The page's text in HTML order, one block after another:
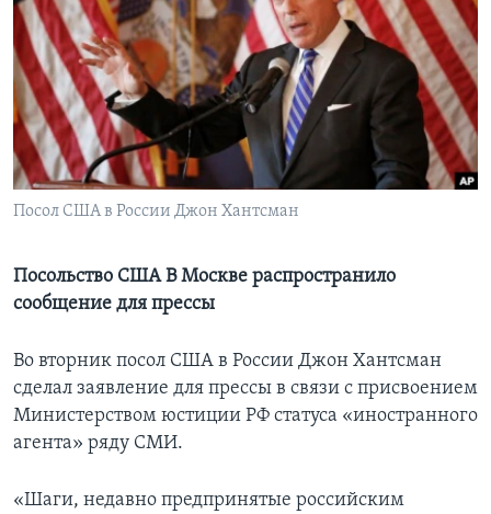
Learning English
СОЦИАЛЬНЫЕ СЕТИ
Языки
Посол США в России Джон Хантсман
Посольство США В Москве распространило
сообщение для прессы
Во вторник посол США в России Джон Хантсман
сделал заявление для прессы в связи с присвоением
Министерством юстиции РФ статуса «иностранного
агента» ряду СМИ.
«Шаги, недавно предпринятые российским